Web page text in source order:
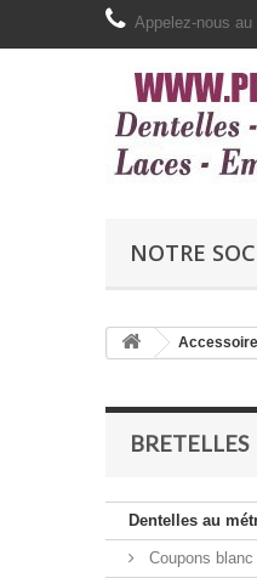
Appelez-nous au
NOTRE
BRETELLES
Dentelles au
Coupons